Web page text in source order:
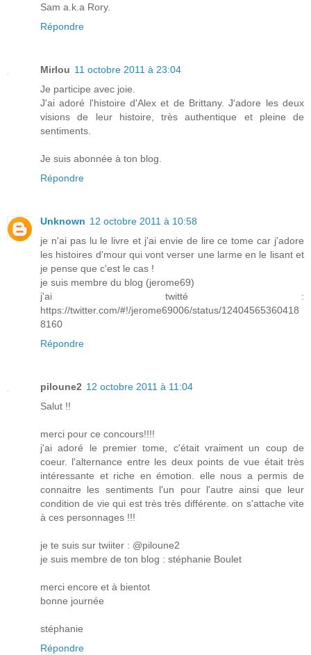
Sam a.k.a Rory.
Répondre
Mirlou 11 octobre 2011 à 23:04
Je participe avec joie.
J'ai adoré l'histoire d'Alex et de Brittany. J'adore les deux
visions de leur histoire, très authentique et pleine de
sentiments.
Je suis abonnée à ton blog.
Répondre
Unknown 12 octobre 2011 à 10:58
je n'ai pas lu le livre et j'ai envie de lire ce tome car j'adore
les histoires d'mour qui vont verser une larme en le lisant et
je pense que c'est le cas !
je suis membre du blog (jerome69)
j'ai twitté :
https://twitter.com/#!/jerome69006/status/12404565360418
8160
Répondre
piloune2 12 octobre 2011 à 11:04
Salut !!
merci pour ce concours!!!!
j'ai adoré le premier tome, c'était vraiment un coup de
coeur. l'alternance entre les deux points de vue était très
intéressante et riche en émotion. elle nous a permis de
connaitre les sentiments l'un pour l'autre ainsi que leur
condition de vie qui est très très différente. on s'attache vite
à ces personnages !!!
je te suis sur twiiter : @piloune2
je suis membre de ton blog : stéphanie Boulet
merci encore et à bientot
bonne journée
stéphanie
Répondre